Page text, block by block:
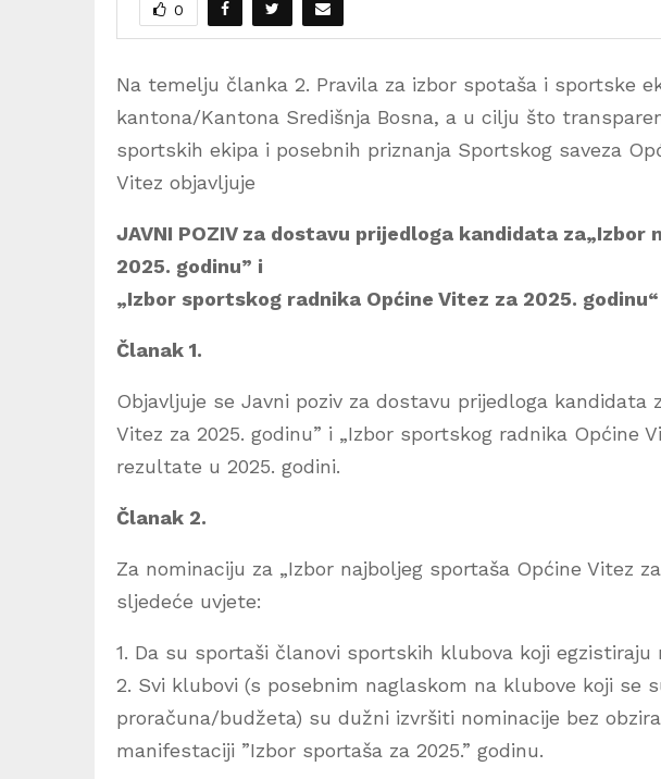
0
Na temelju članka 2. Pravila za izbor spotaša i sportske
kantona/Kantona Središnja Bosna, a u cilju što
sportskih ekipa i posebnih priznanja Sportskog saveza
Vitez objavljuje
JAVNI POZIV za dostavu prijedloga kandidata
2025. godinu” i
„Izbor sportskog radnika Općine Vitez za 2025. godinu“
Članak 1.
Objavljuje se Javni poziv za dostavu prijedloga kandidata
Vitez za 2025. godinu” i „Izbor sportskog radnika Općine
rezultate u 2025. godini.
Članak 2.
Za nominaciju za „Izbor najboljeg sportaša Općine Vitez
sljedeće uvjete:
1. Da su sportaši članovi sportskih klubova koji egzistiraju
2. Svi klubovi (s posebnim naglaskom na klubove koji se
proračuna/budžeta) su dužni izvršiti nominacije bez
manifestaciji ”Izbor sportaša za 2025.” godinu.